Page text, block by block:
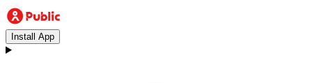
Install App